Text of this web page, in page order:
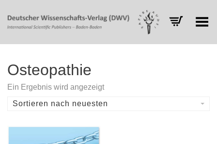
Toggle Menu
Osteopathie
Ein Ergebnis wird angezeigt
Sortieren nach neuesten